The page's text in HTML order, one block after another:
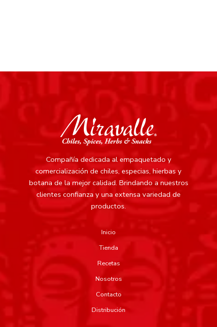
Compañía dedicada al empaquetado y
comercialización de chiles, especias, hierbas y
botana de la mejor calidad. Brindando a nuestros
clientes confianza y una extensa variedad de
productos.
Inicio
Tienda
Recetas
Nosotros
Contacto
Distribución